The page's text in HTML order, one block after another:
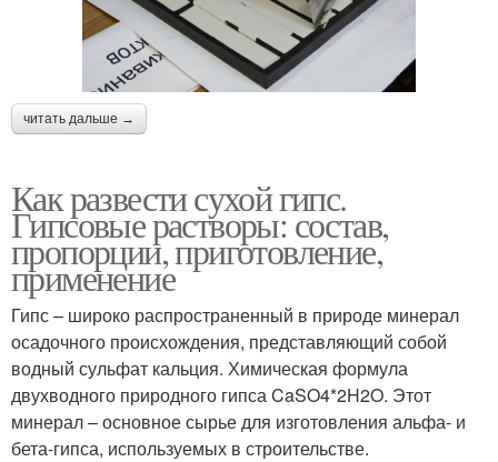
читать дальше →
Как развести сухой гипс.
Гипсовые растворы: состав,
пропорции, приготовление,
применение
Гипс – широко распространенный в природе минерал
осадочного происхождения, представляющий собой
водный сульфат кальция. Химическая формула
двухводного природного гипса CaSO4*2H2O. Этот
минерал – основное сырье для изготовления альфа- и
бета-гипса, используемых в строительстве.